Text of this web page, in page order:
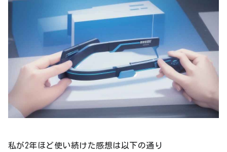
私が2年ほど使い続けた感想は以下の通り